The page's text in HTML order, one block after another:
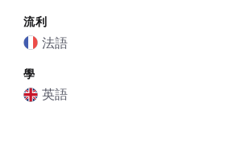
流利
法語
學
英語